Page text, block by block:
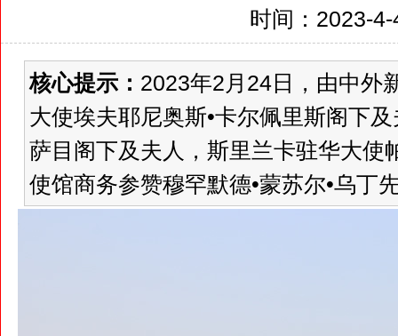
时间：2023-
核心提示： 2023年2月24日，由中外
大使埃夫耶尼奥斯•卡尔佩里斯阁下
萨目阁下及夫人，斯里兰卡驻华大使
使馆商务参赞穆罕默德•蒙苏尔•乌丁